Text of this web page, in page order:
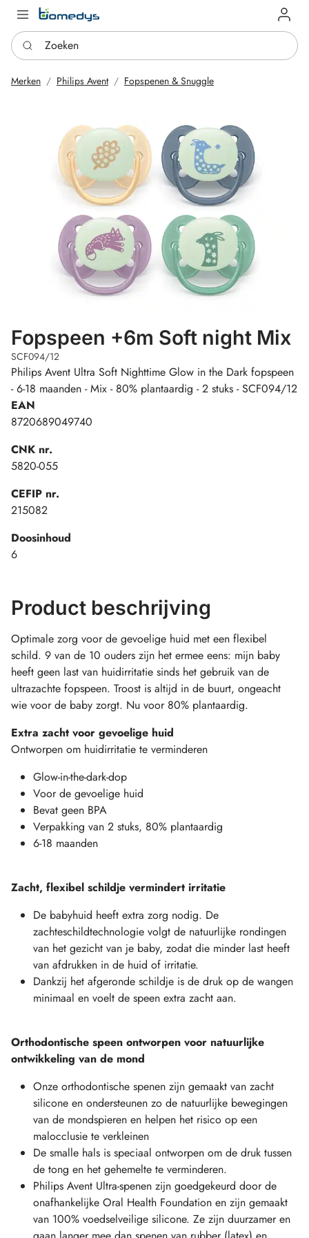
Log in
Zoeken
Merken Philips Avent Fopspenen & Snuggle
Fopspeen +6m Soft night Mix
SCF094/12
Philips Avent Ultra Soft Nighttime Glow in the Dark fopspeen
- 6-18 maanden - Mix - 80% plantaardig - 2 stuks - SCF094/12
EAN
8720689049740
CNK nr.
5820-055
CEFIP nr.
215082
Doosinhoud
6
Product beschrijving
Optimale zorg voor de gevoelige huid met een flexibel
schild. 9 van de 10 ouders zijn het ermee eens: mijn baby
heeft geen last van huidirritatie sinds het gebruik van de
ultrazachte fopspeen. Troost is altijd in de buurt, ongeacht
wie voor de baby zorgt. Nu voor 80% plantaardig.
Extra zacht voor gevoelige huid
Ontworpen om huidirritatie te verminderen
Glow-in-the-dark-dop
Voor de gevoelige huid
Bevat geen BPA
Verpakking van 2 stuks, 80% plantaardig
6-18 maanden
Zacht, flexibel schildje vermindert irritatie
De babyhuid heeft extra zorg nodig. De
zachteschildtechnologie volgt de natuurlijke rondingen
van het gezicht van je baby, zodat die minder last heeft
van afdrukken in de huid of irritatie.
Dankzij het afgeronde schildje is de druk op de wangen
minimaal en voelt de speen extra zacht aan.
Orthodontische speen ontworpen voor natuurlijke
ontwikkeling van de mond
Onze orthodontische spenen zijn gemaakt van zacht
silicone en ondersteunen zo de natuurlijke bewegingen
van de mondspieren en helpen het risico op een
malocclusie te verkleinen
De smalle hals is speciaal ontworpen om de druk tussen
de tong en het gehemelte te verminderen.
Philips Avent Ultra-spenen zijn goedgekeurd door de
onafhankelijke Oral Health Foundation en zijn gemaakt
van 100% voedselveilige silicone. Ze zijn duurzamer en